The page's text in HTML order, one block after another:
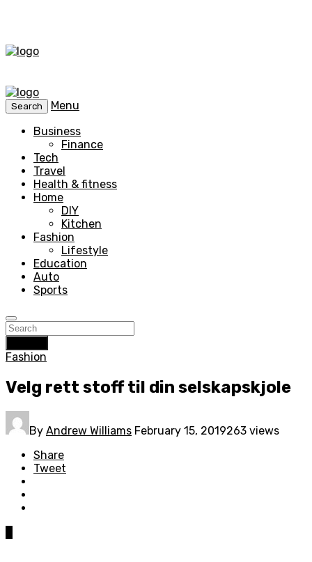
Search
Menu
Business
Finance
Tech
Travel
Health & fitness
Home
DIY
Kitchen
Fashion
Lifestyle
Education
Auto
Sports
Fashion
Velg rett stoff til din selskapskjole
By Andrew Williams February 15, 2019263 views
Share
Tweet